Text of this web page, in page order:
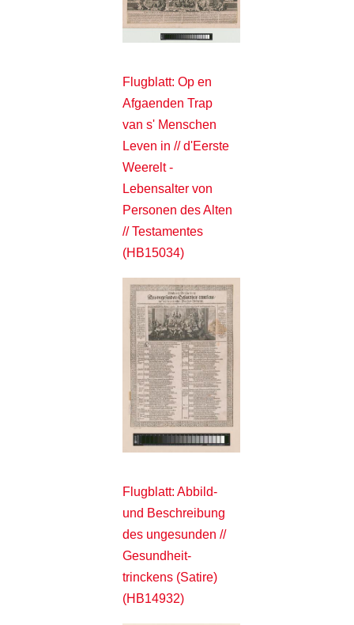
Flugblatt: Op en
Afgaenden Trap
van s' Menschen
Leven in // d'Eerste
Weerelt -
Lebensalter von
Personen des Alten
// Testamentes
(HB15034)
Flugblatt: Abbild-
und Beschreibung
des ungesunden //
Gesundheit-
trinckens (Satire)
(HB14932)